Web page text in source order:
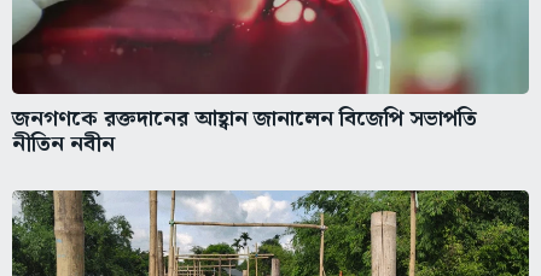
জনগণকে রক্তদানের আহ্বান জানালেন বিজেপি সভাপতি
নীতিন নবীন